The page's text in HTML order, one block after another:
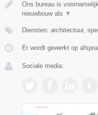
Ons bureau is
nieuwbouw als ▼
Diensten: architectuur,
Er wordt gewerkt op
Sociale media: